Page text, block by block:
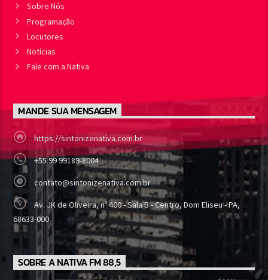
Sobre Nós
Programação
Locutores
Notícias
Fale com a Nativa
MANDE SUA MENSAGEM
https://sintonizenativa.com.br
+55 99 99189-8004
contato@sintonizenativa.com.br
Av. JK de Oliveira, nº 400 - Sala B - Centro, Dom Eliseu - PA,
68633-000
SOBRE A NATIVA FM 88,5